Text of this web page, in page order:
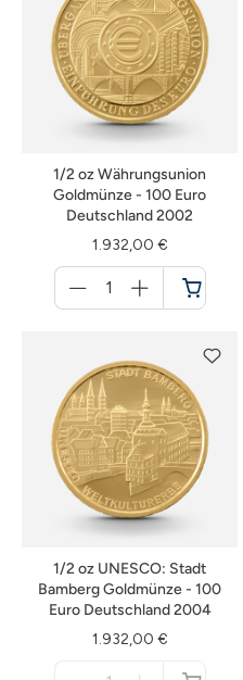
1/2 oz Währungsunion
Goldmünze - 100 Euro
Deutschland 2002
1.932,00 €
für
Warenkorb
1/2 oz UNESCO: Stadt
Bamberg Goldmünze - 100
Euro Deutschland 2004
1.932,00 €